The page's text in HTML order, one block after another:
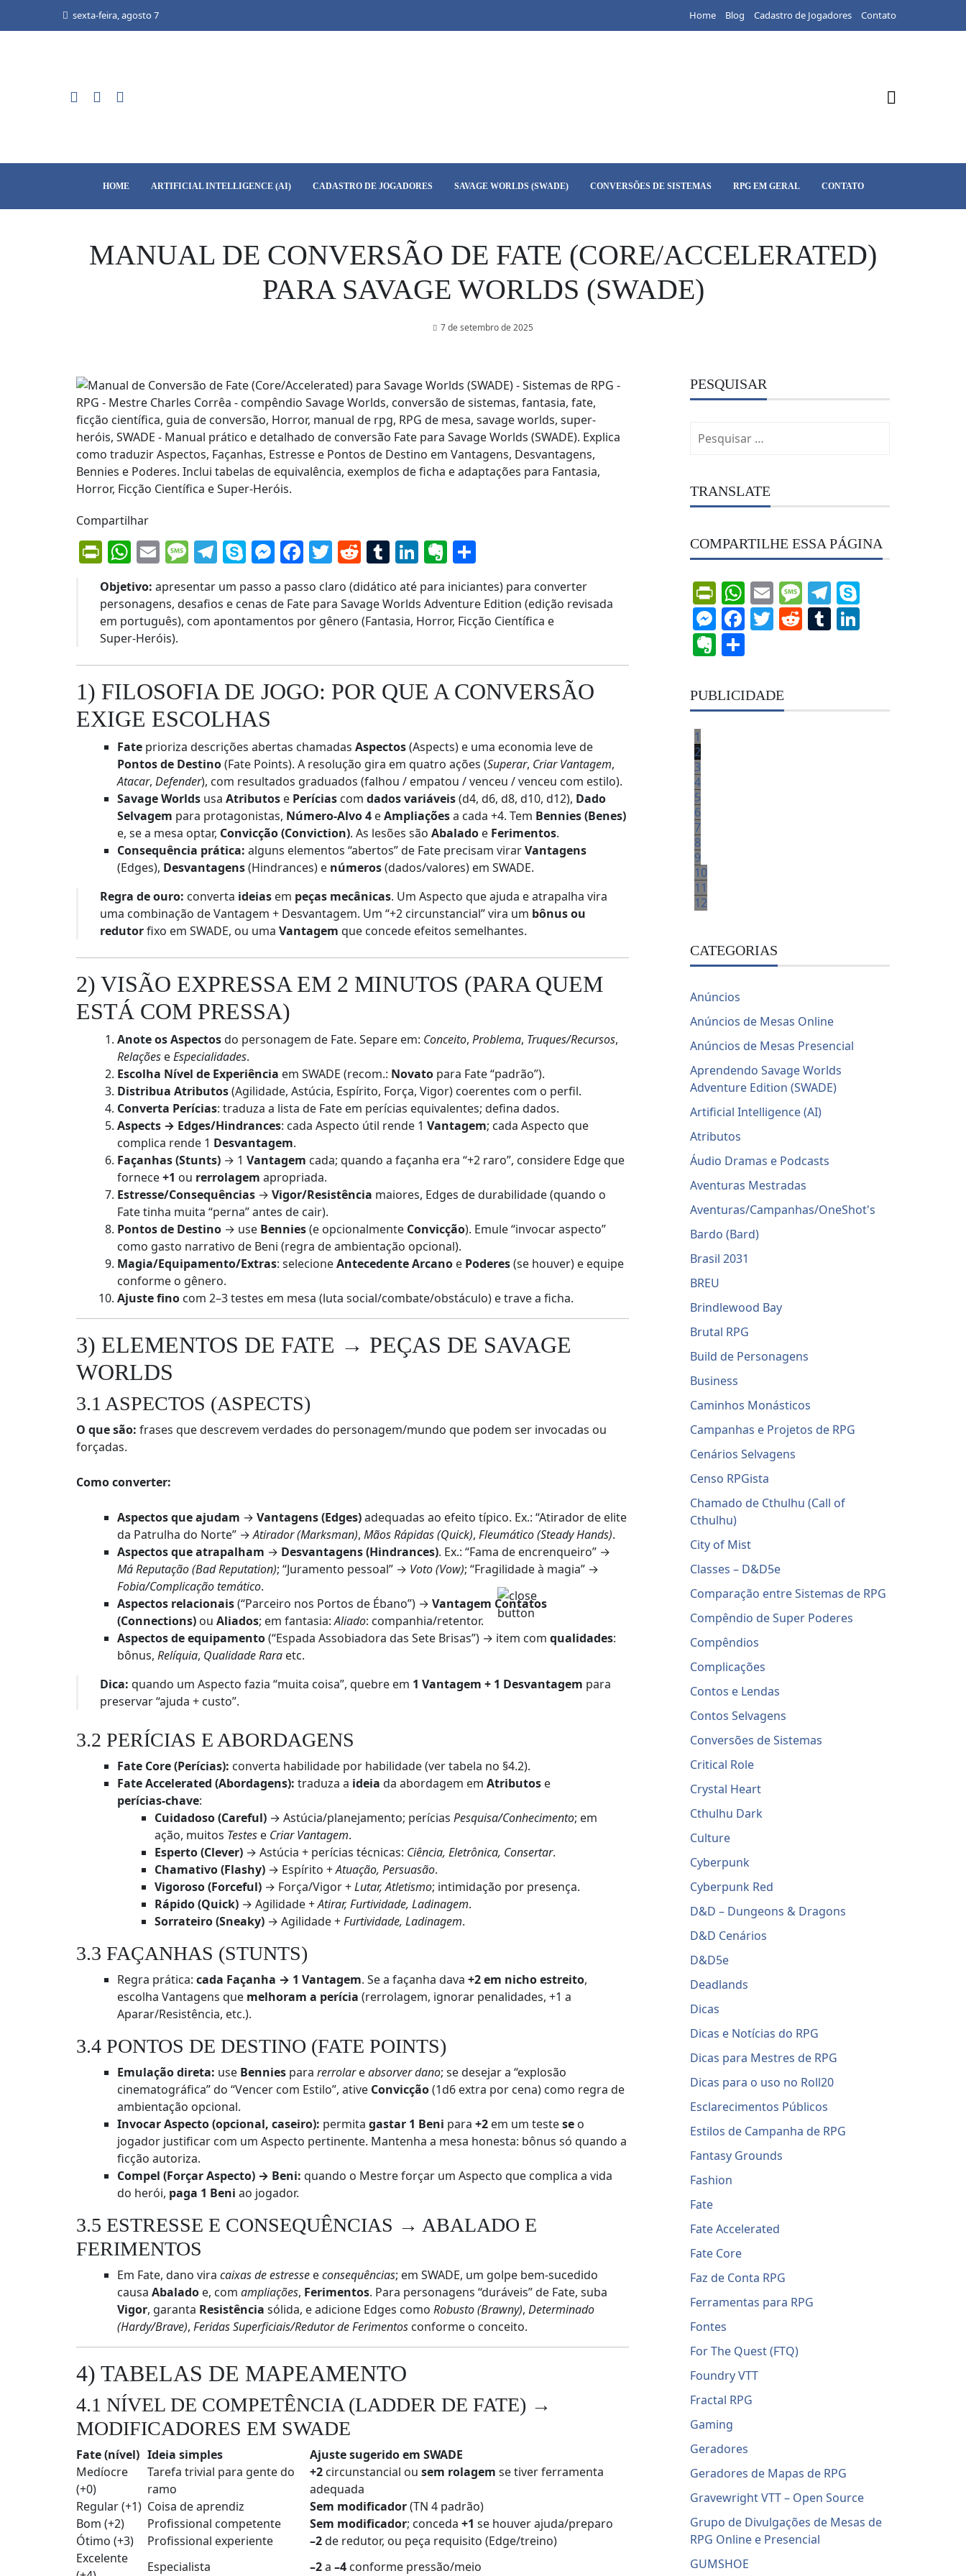
sexta-feira, agosto 7 Home Blog Cadastro de Jogadores Contato
HOME ARTIFICIAL INTELLIGENCE (AI) CADASTRO DE JOGADORES SAVAGE WORLDS (SWADE) CONVERSÕES DE SISTEMAS RPG EM GERAL CONTATO
MANUAL DE CONVERSÃO DE FATE (CORE/ACCELERATED)
PARA SAVAGE WORLDS (SWADE)
7 de setembro de 2025
Compartilhar
PrintFriendly
WhatsApp
EmailMessage
Telegram
SkypeMessenger
Facebook
Twitter
Reddit
Tumblr
LinkedIn
Evernote
Objetivo: apresentar um passo a passo claro (didático até para iniciantes) para converter
personagens, desafios e cenas de Fate para Savage Worlds Adventure Edition (edição revisada
em português), com apontamentos por gênero (Fantasia, Horror, Ficção Científica e
Super‑Heróis).
1) FILOSOFIA DE JOGO: POR QUE A CONVERSÃO
EXIGE ESCOLHAS
Fate prioriza descrições abertas chamadasAspectos(Aspects) e uma economia leve de
Pontos de Destino(Fate Points). A resolução gira em quatro ações (Superar, Criar Vantagem,
Atacar,Defender), com resultados graduados (falhou / empatou / venceu / venceu com estilo).
Savage Worlds usaAtributos e Perícias comdados variáveis(d4, d6, d8, d10, d12), Dado
Selvagem para protagonistas, Número‑Alvo 4 eAmpliaçõesa cada +4. Tem Bennies (Benes)
e, se a mesa optar, Convicção (Conviction). As lesões sãoAbalado e Ferimentos.
Consequência prática: alguns elementos “abertos” de Fate precisam virarVantagens
(Edges), Desvantagens(Hindrances) e números(dados/valores) em SWADE.
Regra de ouro: converta ideias em peças mecânicas. Um Aspecto que ajuda e atrapalha vira
uma combinação de Vantagem + Desvantagem. Um “+2 circunstancial” vira um bônus ou
redutorfixo em SWADE, ou umaVantagem que concede efeitos semelhantes.
2) VISÃO EXPRESSA EM 2 MINUTOS (PARA QUEM
ESTÁ COM PRESSA)
Anote os Aspectosdo personagem de Fate. Separe em: Conceito,Problema, Truques/Recursos,
Relações eEspecialidades.
Escolha Nível de Experiência em SWADE (recom.: Novato para Fate “padrão”).
Distribua Atributos(Agilidade, Astúcia, Espírito, Força, Vigor) coerentes com o perfil.
Converta Perícias: traduza a lista de Fate em perícias equivalentes; defina dados.
Aspects → Edges/Hindrances: cada Aspecto útil rende 1Vantagem; cada Aspecto que
complica rende 1 Desvantagem.
Façanhas (Stunts) → 1Vantagem cada; quando a façanha era “+2 raro”, considere Edge que
fornece+1 ou rerrolagem apropriada.
Estresse/Consequências →Vigor/Resistência maiores, Edges de durabilidade (quando o
Fate tinha muita “perna” antes de cair).
Pontos de Destino → use Bennies(e opcionalmente Convicção). Emule “invocar aspecto”
como gasto narrativo de Beni (regra de ambientação opcional).
Magia/Equipamento/Extras: selecioneAntecedente Arcano e Poderes(se houver) e equipe
conforme o gênero.
Ajuste fino com 2–3 testes em mesa (luta social/combate/obstáculo) e trave a ficha.
3) ELEMENTOS DE FATE → PEÇAS DE SAVAGE
WORLDS
3.1 ASPECTOS (ASPECTS)
O que são: frases que descrevem verdades do personagem/mundo que podem ser invocadas ou
forçadas.
Como converter:
Aspectos que ajudam →Vantagens (Edges)adequadas ao efeito típico. Ex.: “Atirador de elite
da Patrulha do Norte” →Atirador (Marksman),Mãos Rápidas (Quick),Fleumático (Steady Hands).
Aspectos que atrapalham → Desvantagens (Hindrances). Ex.: “Fama de encrenqueiro” →
Má Reputação (Bad Reputation); “Juramento pessoal” → Voto (Vow); “Fragilidade à magia” →
Fobia/Complicação temático.
Aspectos relacionais(“Parceiro nos Portos de Ébano”) →Vantagem Contatos
(Connections) ouAliados; em fantasia:Aliado: companhia/retentor.
Aspectos de equipamento(“Espada Assobiadora das Sete Brisas”) → item comqualidades:
bônus,Relíquia, Qualidade Rara etc.
Dica: quando um Aspecto fazia “muita coisa”, quebre em 1 Vantagem + 1 Desvantagem para
preservar “ajuda + custo”.
3.2 PERÍCIAS E ABORDAGENS
Fate Core (Perícias): converta habilidade por habilidade (ver tabela no §4.2).
Fate Accelerated (Abordagens): traduza a ideia da abordagem emAtributos e
perícias‑chave:
Cuidadoso (Careful) → Astúcia/planejamento; períciasPesquisa/Conhecimento; em
ação, muitos Testes e Criar Vantagem.
Esperto (Clever) → Astúcia + perícias técnicas: Ciência, Eletrônica, Consertar.
Chamativo (Flashy) → Espírito +Atuação, Persuasão.
Vigoroso (Forceful) → Força/Vigor +Lutar, Atletismo; intimidação por presença.
Rápido (Quick) → Agilidade +Atirar, Furtividade, Ladinagem.
Sorrateiro (Sneaky) → Agilidade +Furtividade, Ladinagem.
3.3 FAÇANHAS (STUNTS)
Regra prática:cada Façanha → 1 Vantagem. Se a façanha dava+2 em nicho estreito,
escolha Vantagens que melhoram a perícia (rerrolagem, ignorar penalidades, +1 a
Aparar/Resistência, etc.).
3.4 PONTOS DE DESTINO (FATE POINTS)
Emulação direta: use Bennies pararerrolareabsorver dano; se desejar a “explosão
cinematográfica” do “Vencer com Estilo”, ative Convicção(1d6 extra por cena) como regra de
ambientação opcional.
Invocar Aspecto (opcional, caseiro): permitagastar 1 Beni para+2 em um testese o
jogador justificar com um Aspecto pertinente. Mantenha a mesa honesta: bônus só quando a
ficção autoriza.
Compel (Forçar Aspecto) → Beni: quando o Mestre forçar um Aspecto que complica a vida
do herói, paga 1 Beni ao jogador.
3.5 ESTRESSE E CONSEQUÊNCIAS → ABALADO E
FERIMENTOS
Em Fate, dano viracaixas de estresse econsequências; em SWADE, um golpe bem‑sucedido
causaAbalado e, comampliações, Ferimentos. Para personagens “duráveis” de Fate, suba
Vigor, garanta Resistência sólida, e adicione Edges comoRobusto (Brawny),Determinado
(Hardy/Brave),Feridas Superficiais/Redutor de Ferimentos conforme o conceito.
4) TABELAS DE MAPEAMENTO
4.1 NÍVEL DE COMPETÊNCIA (LADDER DE FATE) →
MODIFICADORES EM SWADE
Fate (nível) Ideia simples
Ajuste sugerido em SWADE
Medíocre
(+0)
Tarefa trivial para gente do
ramo
+2 circunstancial ousem rolagem se tiver ferramenta
adequada
Regular (+1) Coisa de aprendiz Sem modificador(TN 4 padrão)
Bom (+2)
Profissional competente Sem modificador; conceda+1 se houver ajuda/preparo
Ótimo (+3)
Profissional experiente –2de redutor, ou peça requisito (Edge/treino)
Excelente
Especialista –2a–4 conforme pressão/meio
PESQUISAR
por:
TRANSLATE
COMPARTILHE ESSA PÁGINA
PrintFriendly
WhatsApp
EmailMessage
Telegram
Messenger
Facebook
Twitter
RedditTumblr
Evernote
PUBLICIDADE
1
2
3
4
5
6
7
8
9
10
11
12
CATEGORIAS
Anúncios
Anúncios de Mesas Online
Anúncios de Mesas Presencial
Aprendendo Savage Worlds
Adventure Edition (SWADE)
Artificial Intelligence (AI)
Atributos
Áudio Dramas e Podcasts
Aventuras Mestradas
Aventuras/Campanhas/OneShot's
Bardo (Bard)
Brasil 2031
BREU
Brindlewood Bay
Brutal RPG
Build de Personagens
Business
Caminhos Monásticos
Campanhas e Projetos de RPG
Cenários Selvagens
Censo RPGista
Chamado de Cthulhu (Call of
Cthulhu)
City of Mist
Classes – D&D5e
Comparação entre Sistemas de RPG
Compêndio de Super Poderes
Compêndios
Complicações
Contos e Lendas
Contos Selvagens
Conversões de Sistemas
Critical Role
Crystal Heart
Cthulhu Dark
Culture
Cyberpunk
Cyberpunk Red
D&D – Dungeons & Dragons
D&D Cenários
D&D5e
Deadlands
Dicas
Dicas e Notícias do RPG
Dicas para Mestres de RPG
Dicas para o uso no Roll20
Esclarecimentos Públicos
Estilos de Campanha de RPG
Fantasy Grounds
Fashion
Fate
Fate Accelerated
Fate Core
Faz de Conta RPG
Ferramentas para RPG
Fontes
For The Quest (FTQ)
Foundry VTT
Fractal RPG
Gaming
Geradores
Geradores de Mapas de RPG
Gravewright VTT – Open Source
Grupo de Divulgações de Mesas de
RPG Online e Presencial
GUMSHOE